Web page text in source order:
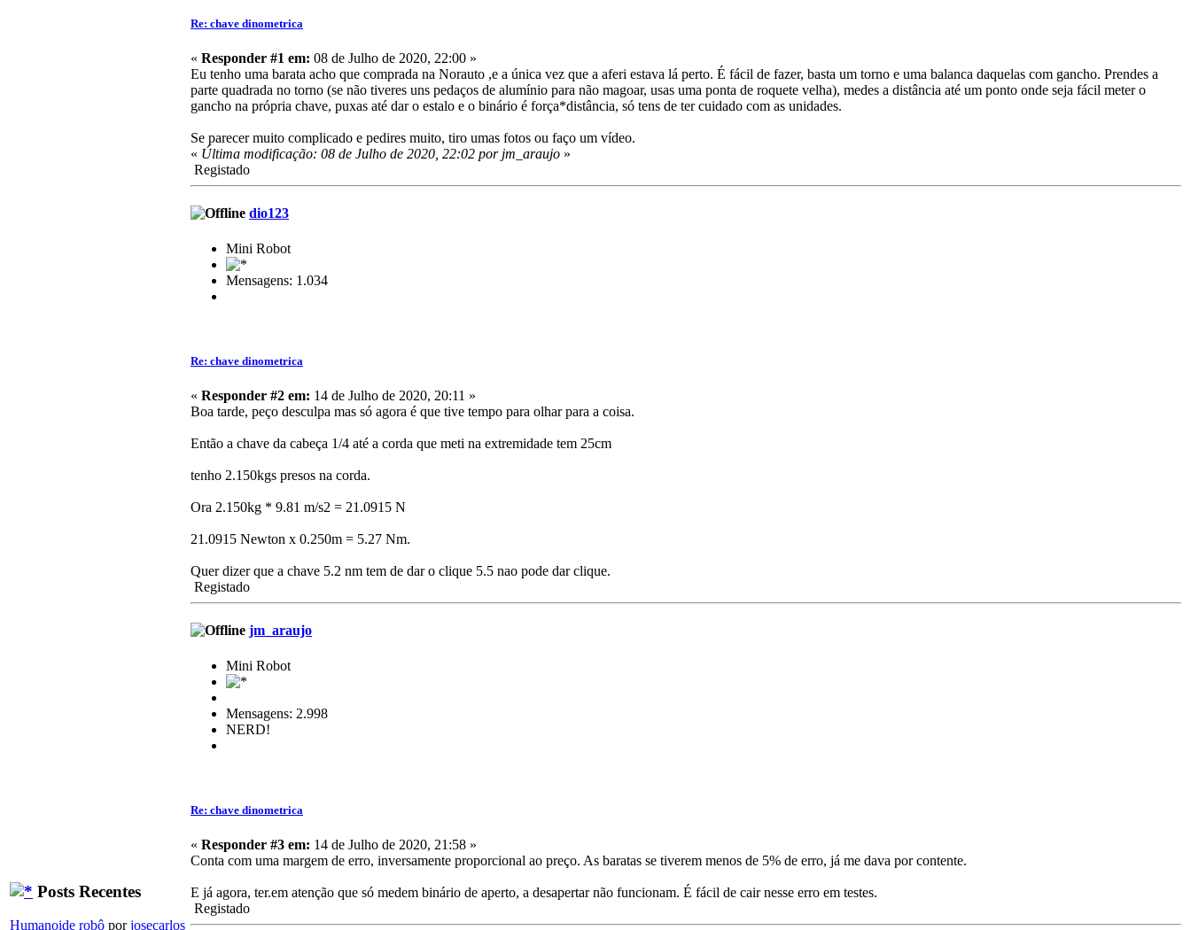
Posts Recentes
Humanoide robô porjosecarlos
Re: chave dinometrica
« Responder #1 em: 08 de Julho de 2020, 22:00 »
Eu tenho uma barata acho que comprada na Norauto ,e a única vez que a aferi estava lá perto. É fácil de fazer, basta um torno e uma balanca daquelas com gancho. Prendes a
parte quadrada no torno (se não tiveres uns pedaços de alumínio para não magoar, usas uma ponta de roquete velha), medes a distância até um ponto onde seja fácil meter o
gancho na própria chave, puxas até dar o estalo e o binário é força*distância, só tens de ter cuidado com as unidades.
Se parecer muito complicado e pedires muito, tiro umas fotos ou faço um vídeo.
« Última modificação: 08 de Julho de 2020, 22:02 por jm_araujo »
Registado
dio123
Mini Robot
Mensagens: 1.034
Re: chave dinometrica
« Responder #2 em: 14 de Julho de 2020, 20:11 »
Boa tarde, peço desculpa mas só agora é que tive tempo para olhar para a coisa.
Então a chave da cabeça 1/4 até a corda que meti na extremidade tem 25cm
tenho 2.150kgs presos na corda.
Ora 2.150kg * 9.81 m/s2 = 21.0915 N
21.0915 Newton x 0.250m = 5.27 Nm.
Quer dizer que a chave 5.2 nm tem de dar o clique 5.5 nao pode dar clique.
Registado
jm_araujo
Mini Robot
Mensagens: 2.998
NERD!
Re: chave dinometrica
« Responder #3 em: 14 de Julho de 2020, 21:58 »
Conta com uma margem de erro, inversamente proporcional ao preço. As baratas se tiverem menos de 5% de erro, já me dava por contente.
E já agora, ter.em atenção que só medem binário de aperto, a desapertar não funcionam. É fácil de cair nesse erro em testes.
Registado